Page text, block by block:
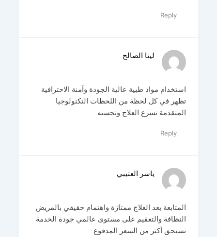
Reply
لينا الصالح
استخدام مواد طبية عالية الجودة وآمنة الاحترافية
تظهر في كل لحظة من اللحظات التكنولوجيا
المتقدمة تسرع العلاج وتحسنه
Reply
ياسر العتيبي
المتابعة بعد العلاج ممتازة واهتمام حقيقي بالمريض
النظافة والتعقيم على مستوى عالمي جودة الخدمة
تستحق أكثر من السعر المدفوع